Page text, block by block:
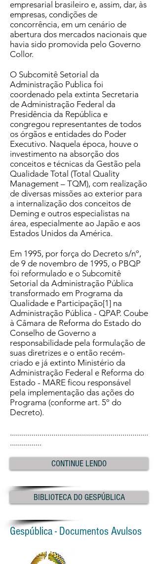
empresarial brasileiro e, assim, dar, às
empresas, condições de
concorrência, em um cenário de
abertura dos mercados nacionais que
havia sido promovida pelo Governo
Collor.
O Subcomitê Setorial da
Administração Publica foi
coordenado pela extinta Secretaria
de Administração Federal da
Presidência da República e
congregou representantes de todos
os órgãos e entidades do Poder
Executivo. Naquela época, houve o
investimento na absorção dos
conceitos e técnicas da Gestão pela
Qualidade Total (Total Quality
Management – TQM), com realização
de diversas missões ao exterior para
a internalização dos conceitos de
Deming e outros especialistas na
área, especialmente ao Japão e aos
Estados Unidos da América.
Em 1995, por força do Decreto s/nº,
de 9 de novembro de 1995, o PBQP
foi reformulado e o Subcomitê
Setorial da Administração Pública
transformado em Programa da
Qualidade e Participação[1] na
Administração Pública - QPAP. Coube
à Câmara de Reforma do Estado do
Conselho de Governo a
responsabilidade pela formulação de
suas diretrizes e o então recém-
criado e já extinto Ministério da
Administração Federal e Reforma do
Estado - MARE ficou responsável
pela implementação das ações do
Programa (conforme art. 5º do
Decreto).
......................................................................
................
CONTINUE LENDO
BIBLIOTECA DO GESPÚBLICA
Gespública - Documentos Avulsos